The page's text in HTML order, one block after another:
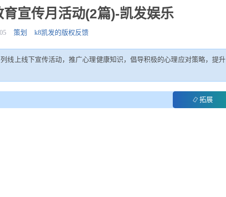
宣传月活动(2篇)-凯发娱乐
策划 k8凯发的版权反馈
线上线下宣传活动，推广心理健康知识，倡导积极的心理应对策略，提升
拓展